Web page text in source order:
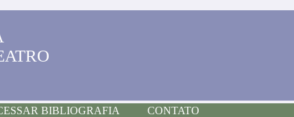
BIBLIOGRAFIA CONTATO